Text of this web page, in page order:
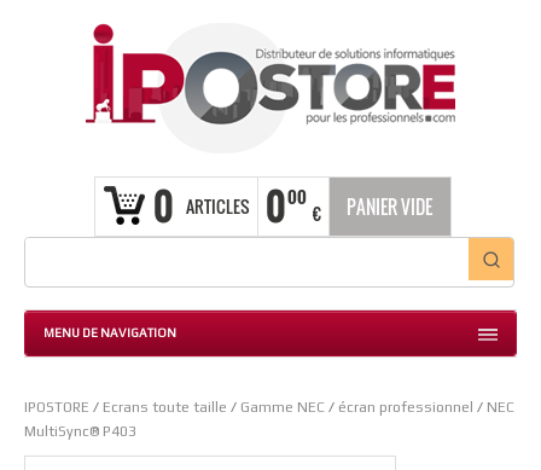
0 ARTICLES 000
€ PANIER VIDE
MENU DE NAVIGATION
IPOSTORE / Ecrans toute taille / Gamme NEC / écran professionnel / NEC
MultiSync® P403